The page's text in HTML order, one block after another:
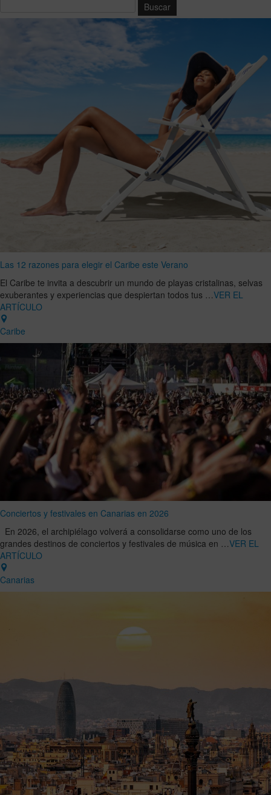
Las 12 razones para elegir el Caribe este Verano
El Caribe te invita a descubrir un mundo de playas cristalinas, selvas
exuberantes y experiencias que despiertan todos tus …VER EL
ARTÍCULO
Caribe
Conciertos y festivales en Canarias en 2026
En 2026, el archipiélago volverá a consolidarse como uno de los
grandes destinos de conciertos y festivales de música en …VER EL
ARTÍCULO
Canarias